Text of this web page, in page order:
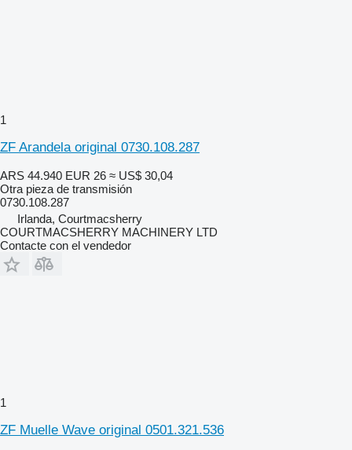
1
ZF Arandela original 0730.108.287
ARS 44.940 EUR 26 ≈ US$ 30,04
Otra pieza de transmisión
0730.108.287
Irlanda, Courtmacsherry
COURTMACSHERRY MACHINERY LTD
Contacte con el vendedor
1
ZF Muelle Wave original 0501.321.536